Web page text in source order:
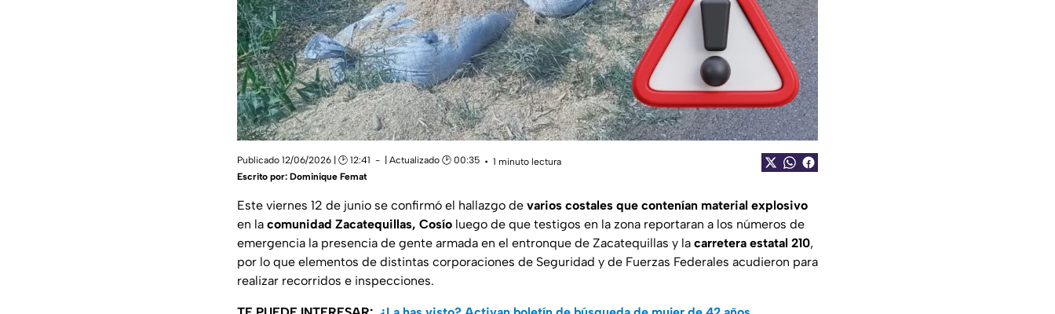
Publicado 12/06/2026 | 🕑 12:41 | Actualizado 🕑 00:35
1 minuto lectura
Escrito por: Dominique Femat
Este viernes 12 de junio se confirmó el hallazgo de varios costales que contenían material explosivo
en la comunidad Zacatequillas, Cosío luego de que testigos en la zona reportaran a los números de
emergencia la presencia de gente armada en el entronque de Zacatequillas y la carretera estatal 210,
por lo que elementos de distintas corporaciones de Seguridad y de Fuerzas Federales acudieron para
realizar recorridos e inspecciones.